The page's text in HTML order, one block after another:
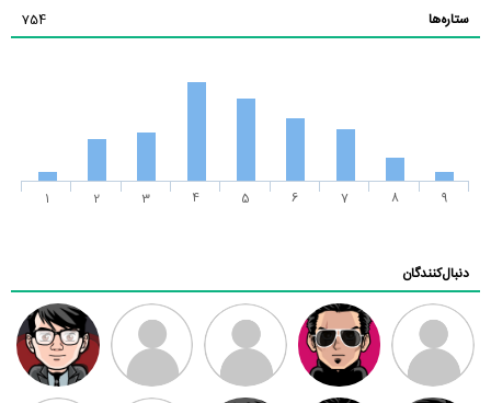
ستاره‌ها 754
1 2 3 4 5 6 7 8 9
دنبال‌کنندگان